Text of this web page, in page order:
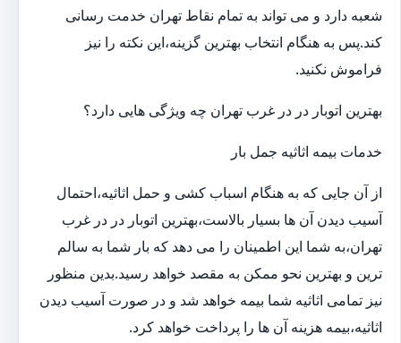
شعبه دارد و می تواند به تمام نقاط تهران خدمت رسانی
کند.پس به هنگام انتخاب بهترین گزینه،این نکته را نیز
فراموش نکنید.
بهترین اتوبار در در غرب تهران چه ویژگی هایی دارد؟
خدمات بیمه اثاثیه جمل بار
از آن جایی که به هنگام اسباب کشی و حمل اثاثیه،احتمال
آسیب دیدن آن ها بسیار بالاست،بهترین اتوبار در در غرب
تهران،به شما این اطمینان را می دهد که بار شما به سالم
ترین و بهترین نحو ممکن به مقصد خواهد رسید.بدین منظور
نیز تمامی اثاثیه شما بیمه خواهد شد و در صورت آسیب دیدن
اثاثیه،بیمه هزینه آن ها را پرداخت خواهد کرد.